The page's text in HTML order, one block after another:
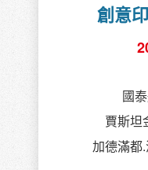
創意
國
賈斯坦
加德滿都